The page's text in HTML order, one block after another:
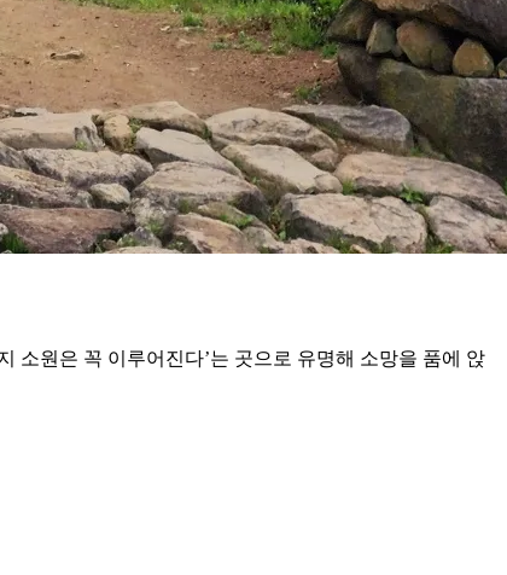
소원은 꼭 이루어진다’는 곳으로 유명해 소망을 품에 앉